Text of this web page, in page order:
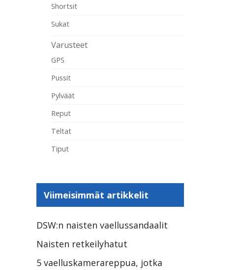
Shortsit
Sukat
Varusteet
GPS
Pussit
Pylväät
Reput
Teltat
Tiput
Viimeisimmät artikkelit
DSW:n naisten vaellussandaalit
Naisten retkeilyhatut
5 vaelluskamerareppua, jotka